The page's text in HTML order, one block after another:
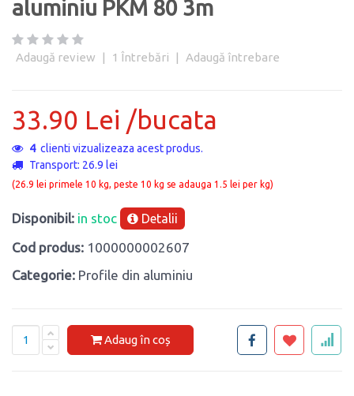
aluminiu PKM 80 3m
Adaugă review | 1 Întrebări | Adaugă întrebare
33.90 Lei /bucata
4clienti vizualizeaza acest produs.
Transport: 26.9 lei
(26.9 lei primele 10 kg, peste 10 kg se adauga 1.5 lei per kg)
Disponibil: in stoc Detalii
Cod produs: 1000000002607
Categorie: Profile din aluminiu
Adaug în coș